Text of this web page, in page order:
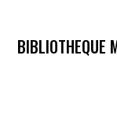
BIBLIOTHEQUE